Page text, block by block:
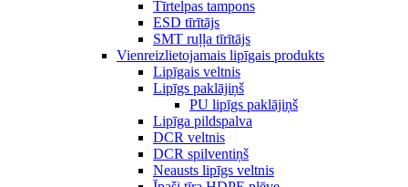
Tīrtelpas tampons
ESD tīrītājs
SMT ruļļa tīrītājs
Vienreizlietojamais lipīgais produkts
Lipīgais veltnis
Lipīgs paklājiņš
PU lipīgs paklājiņš
Lipīga pildspalva
DCR veltnis
DCR spilventiņš
Neausts lipīgs veltnis